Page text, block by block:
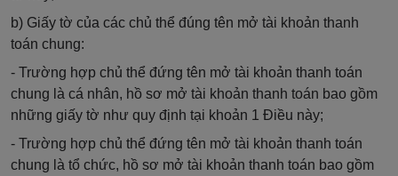
b) Giấy tờ của các chủ thể đúng tên mở tài khoản thanh
toán chung:
- Trường hợp chủ thể đứng tên mở tài khoản thanh toán
chung là cá nhân, hồ sơ mở tài khoản thanh toán bao gồm
những giấy tờ như quy định tại khoản 1 Điều này;
- Trường hợp chủ thể đứng tên mở tài khoản thanh toán
chung là tổ chức, hồ sơ mở tài khoản thanh toán bao gồm